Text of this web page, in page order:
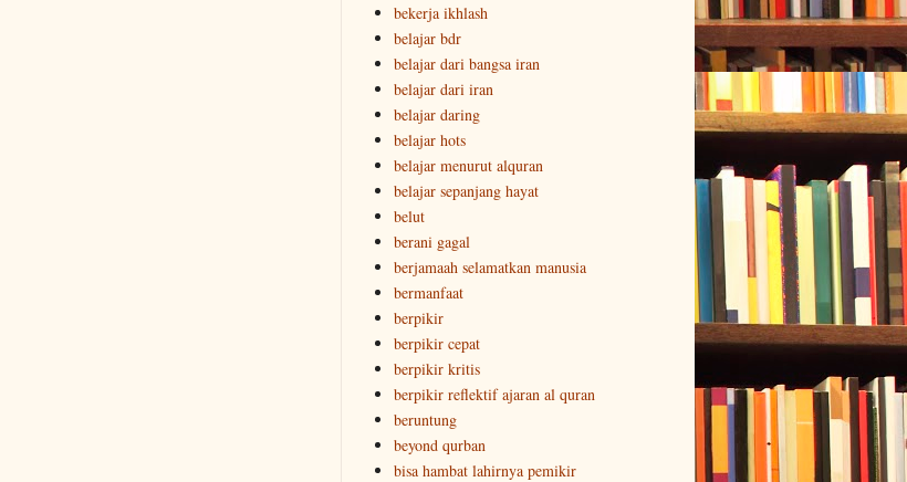
bekerja ikhlash
belajar bdr
belajar dari bangsa iran
belajar dari iran
belajar daring
belajar hots
belajar menurut alquran
belajar sepanjang hayat
belut
berani gagal
berjamaah selamatkan manusia
bermanfaat
berpikir
berpikir cepat
berpikir kritis
berpikir reflektif ajaran al quran
beruntung
beyond qurban
bisa hambat lahirnya pemikir